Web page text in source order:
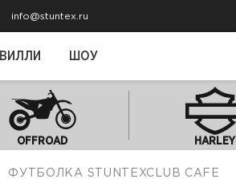
info@stuntex.ru
ВИЛЛИ ШОУ
OFFROAD HARLEY
ФУТБОЛКА STUNTEXCLUB CAFE